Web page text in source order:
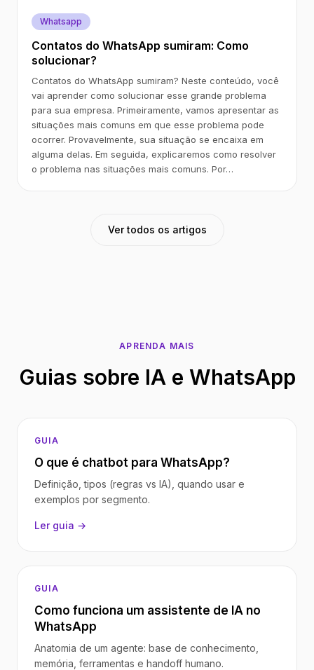
Whatsapp
Contatos do WhatsApp sumiram: Como
solucionar?
Contatos do WhatsApp sumiram? Neste conteúdo, você
vai aprender como solucionar esse grande problema
para sua empresa. Primeiramente, vamos apresentar as
situações mais comuns em que esse problema pode
ocorrer. Provavelmente, sua situação se encaixa em
alguma delas. Em seguida, explicaremos como resolver
o problema nas situações mais comuns. Por…
Ver todos os artigos
APRENDA MAIS
Guias sobre IA e WhatsApp
GUIA
O que é chatbot para WhatsApp?
Definição, tipos (regras vs IA), quando usar e
exemplos por segmento.
Ler guia →
GUIA
Como funciona um assistente de IA no
WhatsApp
Anatomia de um agente: base de conhecimento,
memória, ferramentas e handoff humano.